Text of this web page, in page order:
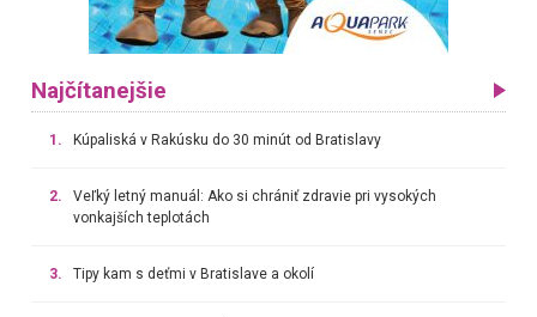
Najčítanejšie
1. Kúpaliská v Rakúsku do 30 minút od Bratislavy
2.
Veľký letný manuál: Ako si chrániť zdravie pri vysokých
vonkajších teplotách
3. Tipy kam s deťmi v Bratislave a okolí